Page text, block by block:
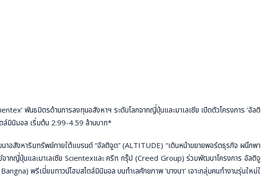
พันธมิตรด้านการลงทุนอสังหาฯ ระดับโลกจากญี่ปุ่นและมาเลเซีย เปิดตัวโครงการ ‘อัลติ
ตล์มินิมอล เริ่มต้น 2.99-4.59 ล้านบาท*
อสังหาริมทรัพย์ภายใต้แบรนด์ “อัลติจูด” (ALTITUDE) “เดินหน้าขยายพอร์ตธุรกิจ ผนึกพา
จากญี่ปุ่นและมาเลเซีย Scientexและ ครีท กรุ๊ป (Creed Group) ร่วมพัฒนาโครงการ อัลติจู
พรีเมี่ยมทาวน์โฮมสไตล์มินิมอล บนทำเลศักยภาพ 'บางนา' เจาะกลุ่มคนทำงานรุ่นใหม่ใ